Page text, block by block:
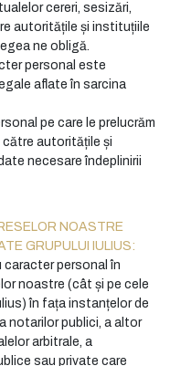
cereri, sesizări,
autoritățile și instituțiile
ne obligă.
personal este
aflate în sarcina
pe care le prelucrăm
autoritățile și
necesare îndeplinirii
NOASTRE
GRUPULUI IULIUS:
caracter personal în
noastre (cât și pe cele
în fața instanțelor de
notarilor publici, a altor
arbitrale, a
sau private care